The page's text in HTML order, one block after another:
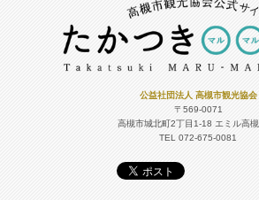
公益社団法人 高槻市観光協会
〒569-0071
高槻市城北町2丁目1-18 エミル高
TEL 072-675-0081